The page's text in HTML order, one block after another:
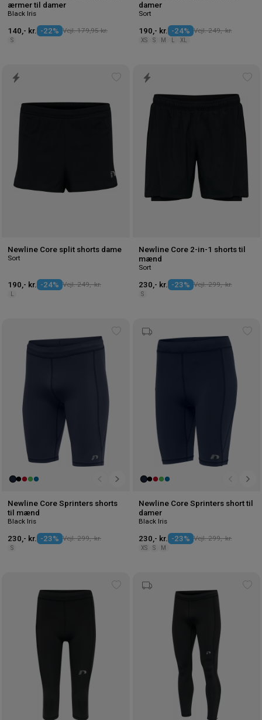
ærmer til damer
Black Iris
140,- kr. -22% Vejl. 179,95 kr.
S
damer
Sort
190,- kr. -24% Vejl. 249,- kr.
XS S M XL
ønskeliste
Newline Core split shorts dame
Sort
190,- kr. -24% Vejl. 249,- kr.
Newline Core 2-in-1 shorts til
mænd
Sort
230,- kr. -23% Vejl. 299,- kr.
S
ønskeliste
Newline Core Sprinters shorts
til mænd
Black Iris
230,- kr. -23% Vejl. 299,- kr.
S
Newline Core Sprinters short til
damer
Black Iris
230,- kr. -23% Vejl. 299,- kr.
XS S M